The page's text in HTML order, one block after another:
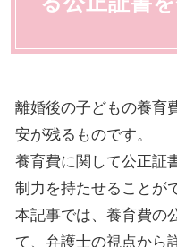
離婚後の子どもの養育
安が残るものです。
養育費に関して公正証
制力を持たせることが
本記事では、養育費の
て、弁護士の視点から